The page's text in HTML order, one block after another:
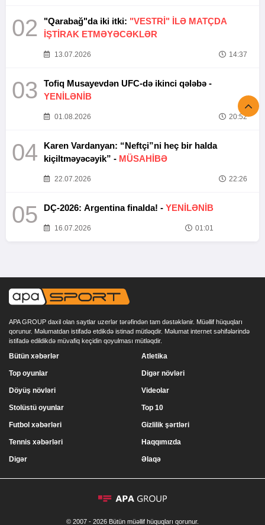
02 "Qarabağ"da iki itki: "VESTRİ" İLƏ MATÇDA
İŞTİRAK ETMƏYƏCƏKLƏR
13.07.2026 14:37
03
Tofiq Musayevdən UFC-də ikinci qələbə -
YENİLƏNİB
01.08.2026 20:52
04
Karen Vardanyan: “Neftçi”ni heç bir halda
kiçiltməyəcəyik” - MÜSAHİBƏ
22.07.2026 22:26
05 DÇ-2026: Argentina finalda! - YENİLƏNİB
16.07.2026 01:01
APA GROUP daxil olan saytlar uzerlər tərəfindən tam dəstəklənir. Müəllif hüquqları
qorunur. Məlumatdan istifadə etdikdə istinad mütləqdir. Məlumat internet səhifələrində
istifadə edildikdə müvafiq keçidin qoyulması mütləqdir.
Bütün xəbərlər
Top oyunlar
Döyüş növləri
Stolüstü oyunlar
Atletika
Digər növləri
Videolar
Top 10
Futbol xəbərləri
Tennis xəbərləri
Digər
Gizlilik şərtləri
Haqqımızda
Əlaqə
© 2007 - 2026 Bütün müəllif hüquqları qorunur.